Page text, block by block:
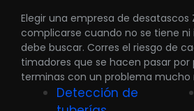
Elegir una empresa de desatascos
complicarse cuando no se tiene ni
debe buscar. Corres el riesgo de
timadores que se hacen pasar por
terminas con un problema mucho
Detección de